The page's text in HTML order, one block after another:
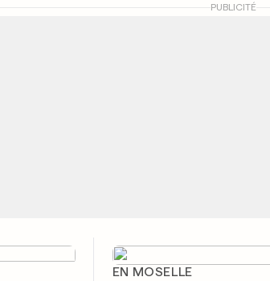
PUBLICITÉ
EN MOSELLE